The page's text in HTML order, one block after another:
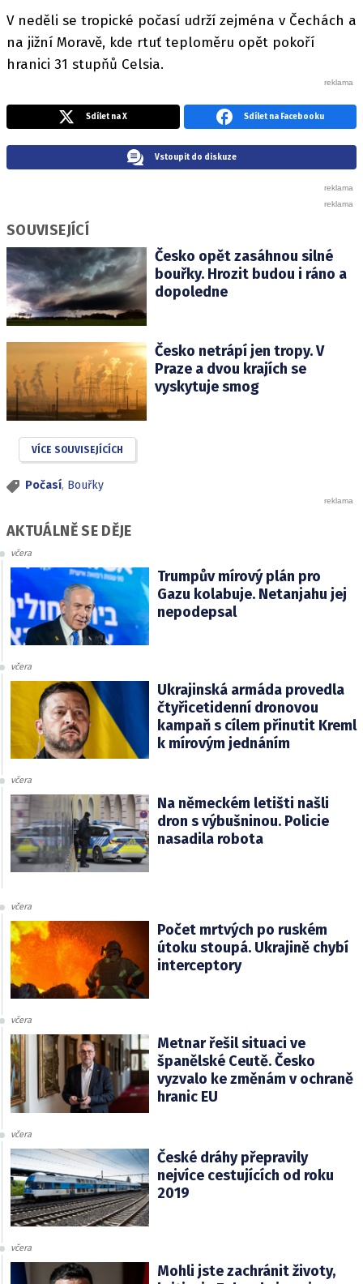
V neděli se tropické počasí udrží zejména v Čechách a
na jižní Moravě, kde rtuť teploměru opět pokoří
hranici 31 stupňů Celsia.
Sdílet na X Sdílet na Facebooku
Vstoupit do diskuze
SOUVISEJÍCÍ
Česko opět zasáhnou silné
bouřky. Hrozit budou i ráno a
dopoledne
Česko netrápí jen tropy. V
Praze a dvou krajích se
vyskytuje smog
VÍCE SOUVISEJÍCÍCH
Počasí, Bouřky
AKTUÁLNĚ SE DĚJE
včera
Trumpův mírový plán pro
Gazu kolabuje. Netanjahu jej
nepodepsal
včera
Ukrajinská armáda provedla
čtyřicetidenní dronovou
kampaň s cílem přinutit Kreml
k mírovým jednáním
včera
Na německém letišti našli
dron s výbušninou. Policie
nasadila robota
včera
Počet mrtvých po ruském
útoku stoupá. Ukrajině chybí
interceptory
včera
Metnar řešil situaci ve
španělské Ceutě. Česko
vyzvalo ke změnám v ochraně
hranic EU
včera
České dráhy přepravily
nejvíce cestujících od roku
2019
včera
Mohli jste zachránit životy,